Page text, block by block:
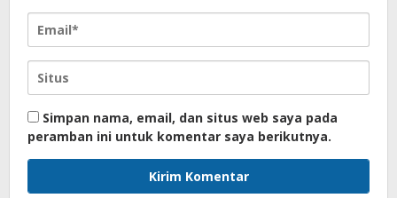
Simpan nama, email, dan situs web saya pada
peramban ini untuk komentar saya berikutnya.